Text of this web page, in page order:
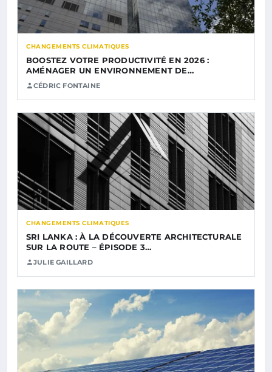
CHANGEMENTS CLIMATIQUES
BOOSTEZ VOTRE PRODUCTIVITÉ EN 2026 :
AMÉNAGER UN ENVIRONNEMENT DE…
CÉDRIC FONTAINE
CHANGEMENTS CLIMATIQUES
SRI LANKA : À LA DÉCOUVERTE ARCHITECTURALE
SUR LA ROUTE – ÉPISODE 3…
JULIE GAILLARD